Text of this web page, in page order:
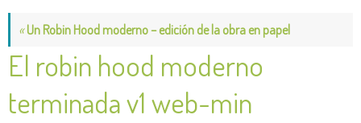
«Un Robin Hood moderno – edición de la obra en papel
El robin hood moderno
terminada v1 web-min